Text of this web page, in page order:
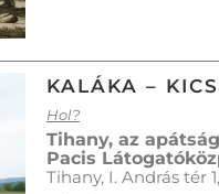
KALÁKA –
Hol?
Tihany, az
Pacis
Tihany, I. András tér